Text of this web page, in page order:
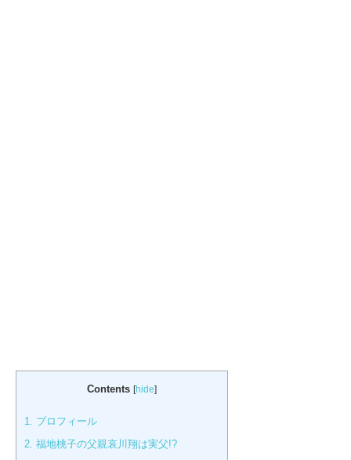
Contents [hide]
1. プロフィール
2. 福地桃子の父親哀川翔は実父!?